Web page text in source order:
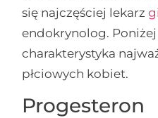
się najczęściej lekarz
endokrynolog.
charakterystyka
płciowych kobiet.
Progesteron